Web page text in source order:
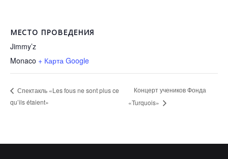
МЕСТО ПРОВЕДЕНИЯ
Jimmy’z
Monaco + Карта Google
Спектакль «Les fous ne sont plus ce
qu’ils étaient»
Концерт учеников Фонда
«Turquois»